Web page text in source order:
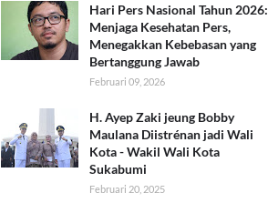
Hari Pers Nasional Tahun 2026:
Menjaga Kesehatan Pers,
Menegakkan Kebebasan yang
Bertanggung Jawab
Februari 09, 2026
H. Ayep Zaki jeung Bobby
Maulana Diistrénan jadi Wali
Kota - Wakil Wali Kota
Sukabumi
Februari 20, 2025